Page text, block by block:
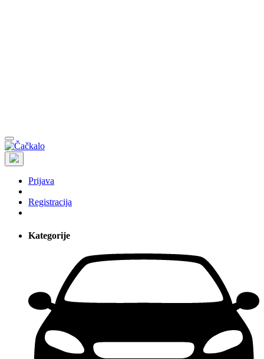
Prijava
Registracija
Kategorije